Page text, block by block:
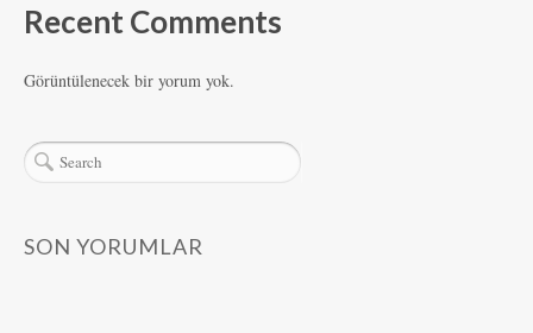
Recent Comments
Görüntülenecek bir yorum yok.
SON YORUMLAR